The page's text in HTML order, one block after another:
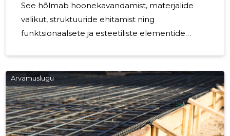
See hõlmab hoonekavandamist, materjalide
valikut, struktuuride ehitamist ning
funktsionaalsete ja esteetiliste elementide
mõju ulatub kaugemale pelgalt füüsilistest
struktuuridest – see mõjutab meie igapäevaelu,
töökeskkonda ja kogukonna dünaamikat. Selles
artiklis uurime lähemalt üldehituse olulisust,
selle põhikomponente ning uusi suundumusi
Arvamuslugu